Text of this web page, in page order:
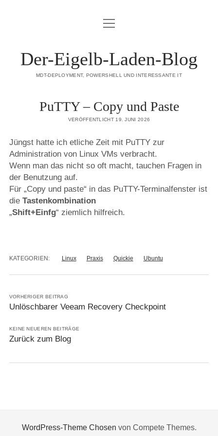
DATENSCHUTZERKLÄRUNG
mastodon
Menü
öffnen
Der-Eigelb-Laden-Blog
MDT-DEPLOYMENT, POWERSHELL UND INTERESSANTE IT
PuTTY – Copy und Paste
VERÖFFENTLICHT 19. JUNI 2026
Jüngst hatte ich etliche Zeit mit PuTTY zur
Administration von Linux VMs verbracht.
Wenn man das nicht so oft macht, tauchen Fragen in
der Benutzung auf.
Für „Copy und paste“ in das PuTTY-Terminalfenster ist
die Tastenkombination
„Shift+Einfg“ ziemlich hilfreich.
KATEGORIEN: Linux Praxis Quickie Ubuntu
VORHERIGER BEITRAG
Unlöschbarer Veeam Recovery Checkpoint
KEINE NEUEREN BEITRÄGE
Zurück zum Blog
WordPress-Theme Chosen von Compete Themes.